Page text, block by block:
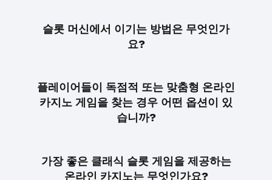
슬롯 머신에서 이기는 방법은 무엇인가
요?
플레이어들이 독점적 또는 맞춤형 온라인
카지노 게임을 찾는 경우 어떤 옵션이 있
습니까?
가장 좋은 클래식 슬롯 게임을 제공하는
온라인 카지노는 무엇인가요?